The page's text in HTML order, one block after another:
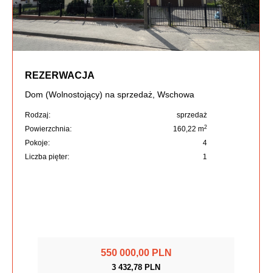
REZERWACJA
Dom (Wolnostojący) na sprzedaż, Wschowa
Rodzaj:
sprzedaż
Powierzchnia:
160,22 m2
Pokoje:
4
Liczba pięter:
1
550 000,00 PLN
3 432,78 PLN